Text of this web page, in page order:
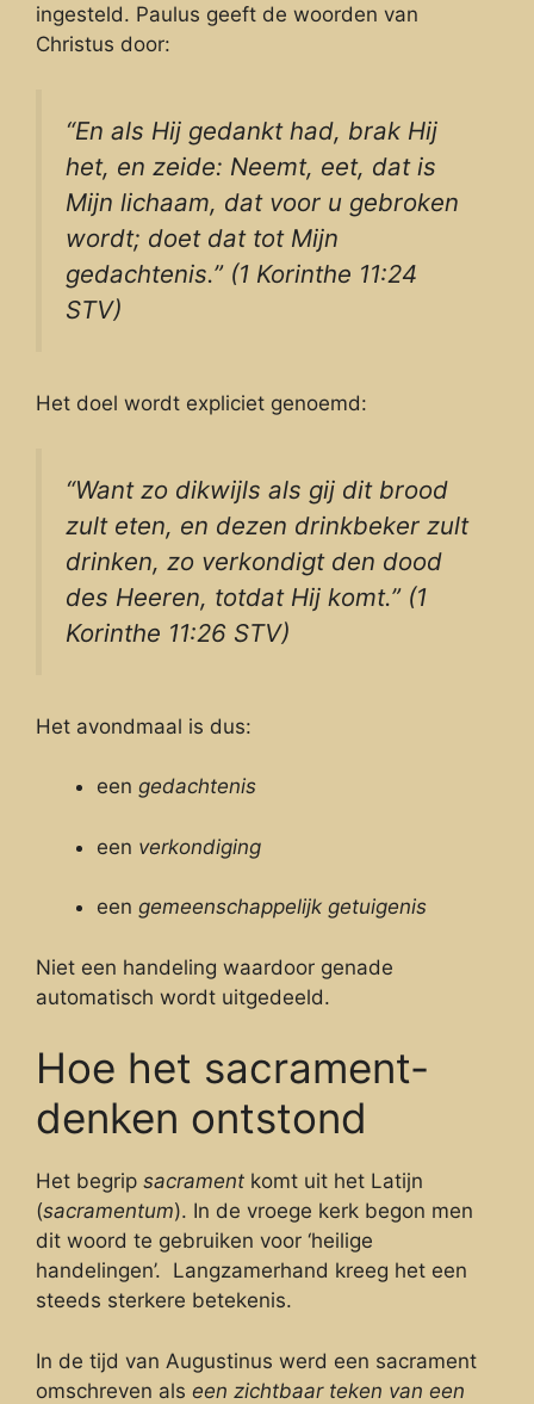
ingesteld. Paulus geeft de woorden van
Christus door:
“En als Hij gedankt had, brak Hij
het, en zeide: Neemt, eet, dat is
Mijn lichaam, dat voor u gebroken
wordt; doet dat tot Mijn
gedachtenis.” (1 Korinthe 11:24
STV)
Het doel wordt expliciet genoemd:
“Want zo dikwijls als gij dit brood
zult eten, en dezen drinkbeker zult
drinken, zo verkondigt den dood
des Heeren, totdat Hij komt.” (1
Korinthe 11:26 STV)
Het avondmaal is dus:
een gedachtenis
een verkondiging
een gemeenschappelijk getuigenis
Niet een handeling waardoor genade
automatisch wordt uitgedeeld.
Hoe het sacrament-
denken ontstond
Het begrip sacrament komt uit het Latijn
(sacramentum). In de vroege kerk begon men
dit woord te gebruiken voor ‘heilige
handelingen’. Langzamerhand kreeg het een
steeds sterkere betekenis.
In de tijd van Augustinus werd een sacrament
omschreven als een zichtbaar teken van een